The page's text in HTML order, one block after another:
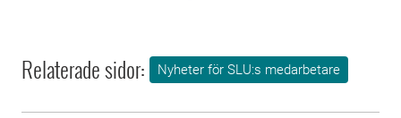
Relaterade sidor: Nyheter för SLU:s medarbetare